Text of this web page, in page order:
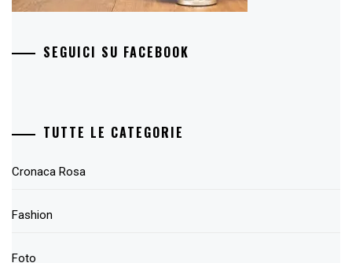
SEGUICI SU FACEBOOK
TUTTE LE CATEGORIE
Cronaca Rosa
Fashion
Foto